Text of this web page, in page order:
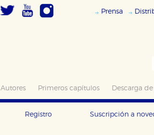
Prensa
Autores Primeros capítulos Descarga
Registro Suscripción a